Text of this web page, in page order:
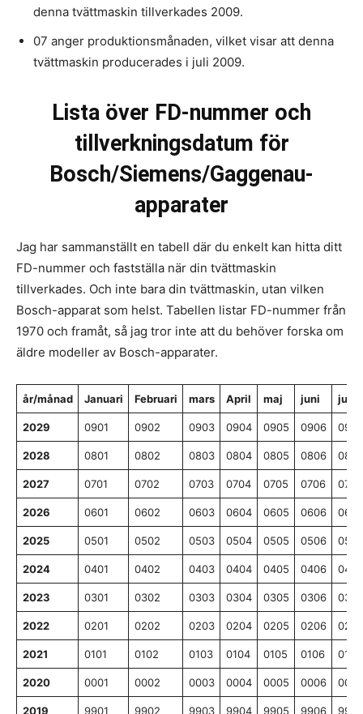
denna tvättmaskin tillverkades 2009.
07 anger produktionsmånaden, vilket visar att denna
tvättmaskin producerades i juli 2009.
Lista över FD-nummer och
tillverkningsdatum för
Bosch/Siemens/Gaggenau-
apparater
Jag har sammanställt en tabell där du enkelt kan hitta ditt
FD-nummer och fastställa när din tvättmaskin
tillverkades. Och inte bara din tvättmaskin, utan vilken
Bosch-apparat som helst. Tabellen listar FD-nummer från
1970 och framåt, så jag tror inte att du behöver forska om
äldre modeller av Bosch-apparater.
år/månad Januari Februari mars April maj juni juli
2029 0901 0902 0903 0904 0905 0906 0907
2028 0801 0802 0803 0804 0805 0806 0807
2027 0701 0702 0703 0704 0705 0706 0707
2026 0601 0602 0603 0604 0605 0606 0607
2025 0501 0502 0503 0504 0505 0506 0507
2024 0401 0402 0403 0404 0405 0406 0407
2023 0301 0302 0303 0304 0305 0306 0307
2022 0201 0202 0203 0204 0205 0206 0207
2021 0101 0102 0103 0104 0105 0106 0107
2020 0001 0002 0003 0004 0005 0006 0007
2019 9901 9902 9903 9904 9905 9906 9907